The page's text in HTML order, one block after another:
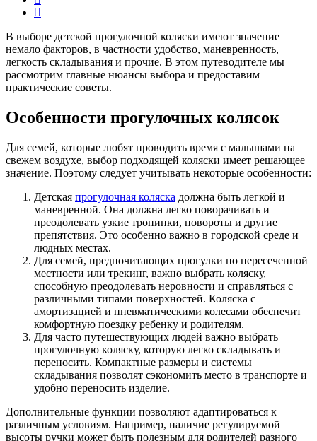
В выборе детской прогулочной коляски имеют значение
немало факторов, в частности удобство, маневренность,
легкость складывания и прочие. В этом путеводителе мы
рассмотрим главные нюансы выбора и предоставим
практические советы.
Особенности прогулочных колясок
Для семей, которые любят проводить время с малышами на
свежем воздухе, выбор подходящей коляски имеет решающее
значение. Поэтому следует учитывать некоторые особенности:
Детская прогулочная коляска должна быть легкой и
маневренной. Она должна легко поворачивать и
преодолевать узкие тропинки, повороты и другие
препятствия. Это особенно важно в городской среде и
людных местах.
Для семей, предпочитающих прогулки по пересеченной
местности или трекинг, важно выбрать коляску,
способную преодолевать неровности и справляться с
различными типами поверхностей. Коляска с
амортизацией и пневматическими колесами обеспечит
комфортную поездку ребенку и родителям.
Для часто путешествующих людей важно выбрать
прогулочную коляску, которую легко складывать и
переносить. Компактные размеры и системы
складывания позволят сэкономить место в транспорте и
удобно переносить изделие.
Дополнительные функции позволяют адаптироваться к
различным условиям. Например, наличие регулируемой
высоты ручки может быть полезным для родителей разного